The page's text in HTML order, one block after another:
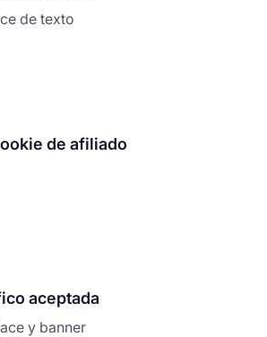
de texto
de afiliado
aceptada
y banner